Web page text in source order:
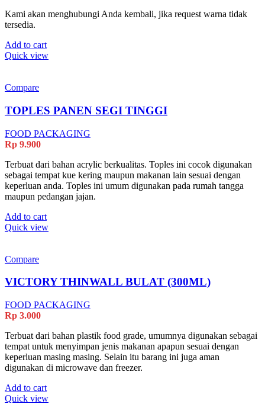
Kami akan menghubungi Anda kembali, jika request warna tidak
tersedia.
Add to cart
Quick view
Compare
TOPLES PANEN SEGI TINGGI
FOOD PACKAGING
Rp 9.900
Terbuat dari bahan acrylic berkualitas. Toples ini cocok digunakan
sebagai tempat kue kering maupun makanan lain sesuai dengan
keperluan anda. Toples ini umum digunakan pada rumah tangga
maupun pedangan jajan.
Add to cart
Quick view
Compare
VICTORY THINWALL BULAT (300ML)
FOOD PACKAGING
Rp 3.000
Terbuat dari bahan plastik food grade, umumnya digunakan sebagai
tempat untuk menyimpan jenis makanan apapun sesuai dengan
keperluan masing masing. Selain itu barang ini juga aman
digunakan di microwave dan freezer.
Add to cart
Quick view